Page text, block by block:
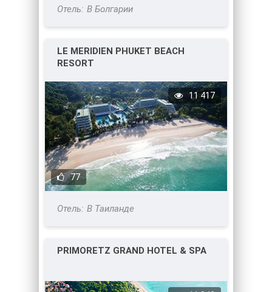
В Болгарии
LE MERIDIEN PHUKET BEACH
RESORT
77
11 417
В Таиланде
PRIMORETZ GRAND HOTEL & SPA